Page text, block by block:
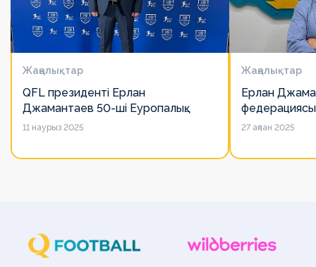
Жаңалықтар
QFL президенті Ерлан
Джамантаев 50-ші Еуропалық
лигалар Бас ассамблеясына
11 наурыз 2025
Жаңалықтар
Ерлан
есімін
27 ақпан 2025